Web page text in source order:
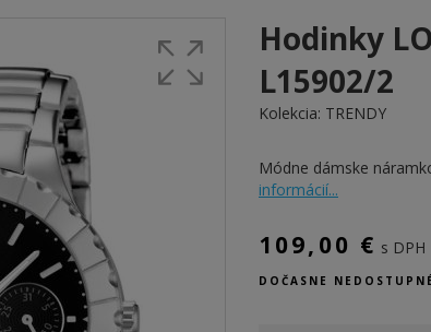
Hodinky
L15902/2
Kolekcia: TRENDY
Módne dámske
informácií...
109,00 € s DPH
DOČASNE NEDOSTUPNÉ